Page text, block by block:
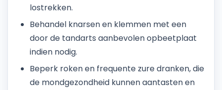
lostrekken.
Behandel knarsen en klemmen met een
door de tandarts aanbevolen opbeetplaat
indien nodig.
Beperk roken en frequente zure dranken, die
de mondgezondheid kunnen aantasten en